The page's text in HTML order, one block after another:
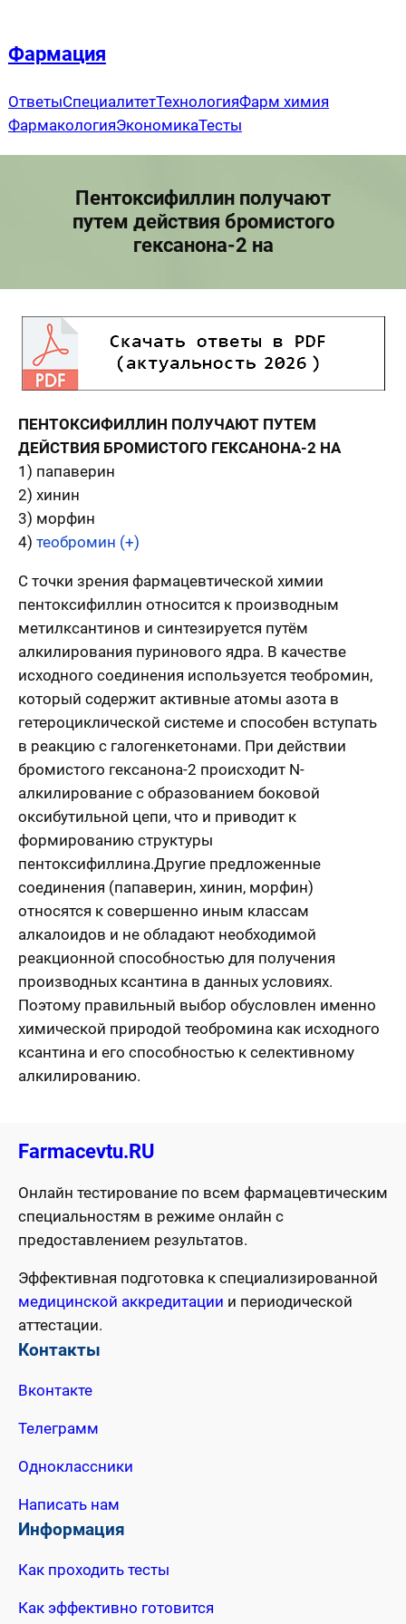
содержимому
Фармация
ОтветыСпециалитетТехнологияФарм химия
ФармакологияЭкономикаТесты
Пентоксифиллин получают
путем действия бромистого
гексанона-2 на
ПЕНТОКСИФИЛЛИН ПОЛУЧАЮТ ПУТЕМ
ДЕЙСТВИЯ БРОМИСТОГО ГЕКСАНОНА-2 НА
1) папаверин
2) хинин
3) морфин
4) теобромин (+)
С точки зрения фармацевтической химии
пентоксифиллин относится к производным
метилксантинов и синтезируется путём
алкилирования пуринового ядра. В качестве
исходного соединения используется теобромин,
который содержит активные атомы азота в
гетероциклической системе и способен вступать
в реакцию с галогенкетонами. При действии
бромистого гексанона-2 происходит N-
алкилирование с образованием боковой
оксибутильной цепи, что и приводит к
формированию структуры
пентоксифиллина.Другие предложенные
соединения (папаверин, хинин, морфин)
относятся к совершенно иным классам
алкалоидов и не обладают необходимой
реакционной способностью для получения
производных ксантина в данных условиях.
Поэтому правильный выбор обусловлен именно
химической природой теобромина как исходного
ксантина и его способностью к селективному
алкилированию.
Farmacevtu.RU
Онлайн тестирование по всем фармацевтическим
специальностям в режиме онлайн с
предоставлением результатов.
Эффективная подготовка к специализированной
медицинской аккредитации и периодической
аттестации.
Контакты
Вконтакте
Телеграмм
Одноклассники
Написать нам
Информация
Как проходить тесты
Как эффективно готовится